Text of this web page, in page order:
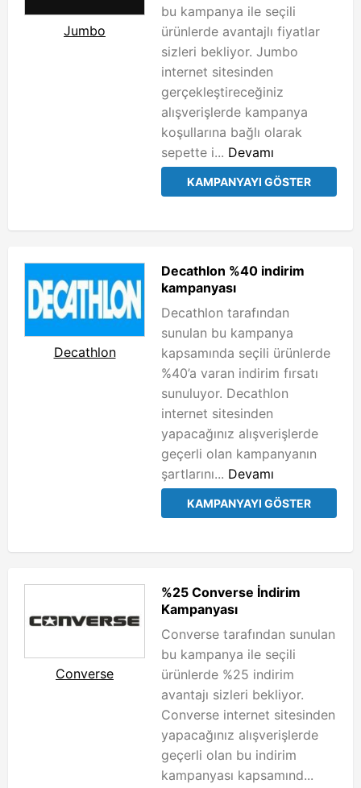
Jumbo
bu kampanya ile seçili
ürünlerde avantajlı fiyatlar
sizleri bekliyor. Jumbo
internet sitesinden
gerçekleştireceğiniz
alışverişlerde kampanya
koşullarına bağlı olarak
sepette i... Devamı
KAMPANYAYI GÖSTER
Decathlon
Decathlon %40 indirim
kampanyası
Decathlon tarafından
sunulan bu kampanya
kapsamında seçili ürünlerde
%40’a varan indirim fırsatı
sunuluyor. Decathlon
internet sitesinden
yapacağınız alışverişlerde
geçerli olan kampanyanın
şartlarını... Devamı
KAMPANYAYI GÖSTER
Converse
%25 Converse İndirim
Kampanyası
Converse tarafından sunulan
bu kampanya ile seçili
ürünlerde %25 indirim
avantajı sizleri bekliyor.
Converse internet sitesinden
yapacağınız alışverişlerde
geçerli olan bu indirim
kampanyası kapsamınd...